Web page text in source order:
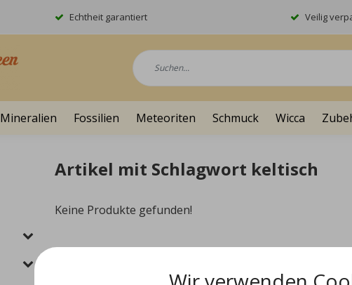
Echtheit garantiert Veilig
Mineralien Fossilien Meteoriten Schmuck Wicca
Artikel mit Schlagwort keltisch
Keine Produkte gefunden!